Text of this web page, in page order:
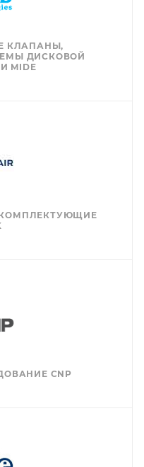
КЛАПАНЫ,
ДИСКОВОЙ
MIDE
CNP